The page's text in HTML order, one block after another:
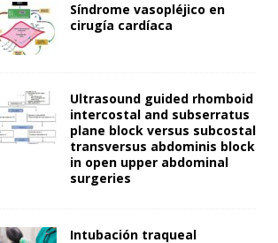
Síndrome vasopléjico en
cirugía cardíaca
Ultrasound guided rhomboid
intercostal and subserratus
plane block versus subcostal
transversus abdominis block
in open upper abdominal
surgeries
Intubación traqueal